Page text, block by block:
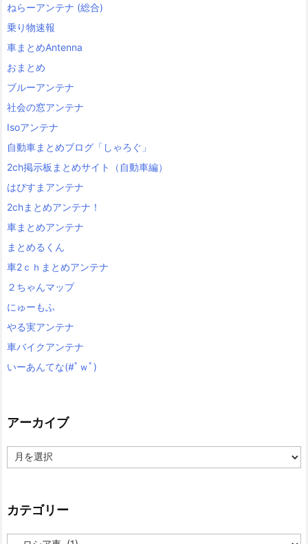
ねらーアンテナ (総合)
乗り物速報
車まとめAntenna
おまとめ
ブルーアンテナ
社会の窓アンテナ
Isoアンテナ
自動車まとめブログ「しゃろぐ」
2ch掲示板まとめサイト（自動車編）
はぴすまアンテナ
2chまとめアンテナ！
車まとめアンテナ
まとめるくん
車2ｃｈまとめアンテナ
２ちゃんマップ
にゅーもふ
やる実アンテナ
車バイクアンテナ
いーあんてな(#ﾟｗﾟ)
アーカイブ
ー
ブ
カテゴリー